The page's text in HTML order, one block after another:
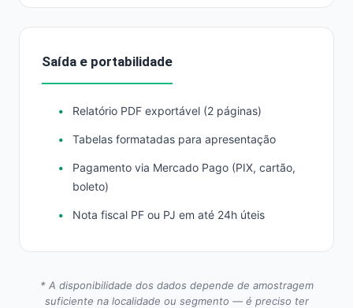
Saída e portabilidade
Relatório PDF exportável (2 páginas)
Tabelas formatadas para apresentação
Pagamento via Mercado Pago (PIX, cartão,
boleto)
Nota fiscal PF ou PJ em até 24h úteis
* A disponibilidade dos dados depende de amostragem
suficiente na localidade ou segmento — é preciso ter